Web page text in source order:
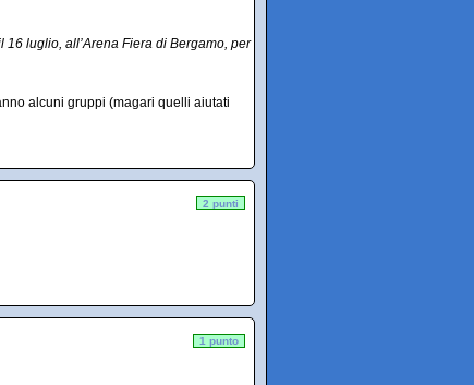
luglio, all’Arena Fiera di Bergamo, per
alcuni gruppi (magari quelli aiutati
2 punti
1 punto